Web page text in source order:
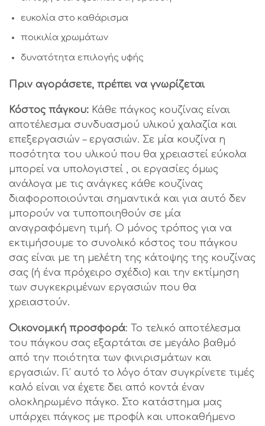
ευκολία στο καθάρισμα
ποικιλία χρωμάτων
δυνατότητα επιλογής υφής
Πριν αγοράσετε, πρέπει να γνωρίζεται
Κόστος πάγκου: Κάθε πάγκος κουζίνας είναι
αποτέλεσμα συνδυασμού υλικού χαλαζία και
επεξεργασιών – εργασιών. Σε μία κουζίνα η
ποσότητα του υλικού που θα χρειαστεί εύκολα
μπορεί να υπολογιστεί , οι εργασίες όμως
ανάλογα με τις ανάγκες κάθε κουζίνας
διαφοροποιούνται σημαντικά και για αυτό δεν
μπορούν να τυποποιηθούν σε μία
αναγραφόμενη τιμή. Ο μόνος τρόπος για να
εκτιμήσουμε το συνολικό κόστος του πάγκου
σας είναι με τη μελέτη της κάτοψης της κουζίνας
σας (ή ένα πρόχειρο σχέδιο) και την εκτίμηση
των συγκεκριμένων εργασιών που θα
χρειαστούν.
Οικονομική προσφορά: Το τελικό αποτέλεσμα
του πάγκου σας εξαρτάται σε μεγάλο βαθμό
από την ποιότητα των φινιρισμάτων και
εργασιών. Γι’ αυτό το λόγο όταν συγκρίνετε τιμές
καλό είναι να έχετε δει από κοντά έναν
ολοκληρωμένο πάγκο. Στο κατάστημα μας
υπάρχει πάγκος με προφίλ και υποκαθήμενο